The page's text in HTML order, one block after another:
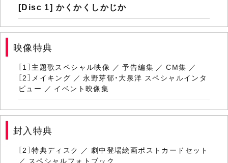
[Disc 1] かくかくしかじか
映像特典
［1］主題歌スペシャル映像 ／ 予告編集 ／ CM集 ／
［2］メイキング ／ 永野芽郁・大泉洋 スペシャルインタ
ビュー ／ イベント映像集
封入特典
［2］特典ディスク ／ 劇中登場絵画ポストカードセット
／ スペシャルフォトブック